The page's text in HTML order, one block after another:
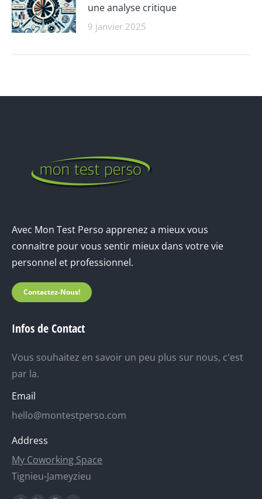
une analyse critique
9 janvier 2025
Avec Mon Test Perso apprenez a mieux vous
connaitre pour vous sentir mieux dans votre vie
personnel et professionnel.
Contactez-Nous!
Infos de Contact
Vous souhaitez en savoir un peu plus sur nous, c'est
par la.
Email
hello@montestperso.com
Address
My Coworking Space
Tignieu-Jameyzieu